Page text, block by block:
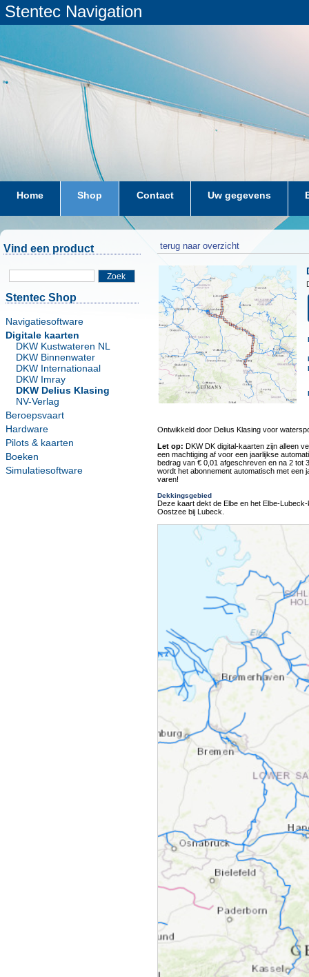
Stentec Navigation
Home Shop Contact Uw gegevens
Vind een product
Zoek
Stentec Shop
Navigatiesoftware
Digitale kaarten
DKW Kustwateren NL
DKW Binnenwater
DKW Internationaal
DKW Imray
DKW Delius Klasing
NV-Verlag
Beroepsvaart
Hardware
Pilots & kaarten
Boeken
Simulatiesoftware
terug naar overzicht
Ontwikkeld door Delius Klasing voor
Let op: DKW DK digital-kaarten zijn alleen
een machtiging af voor een jaarlijkse
bedrag van € 0,01 afgeschreven en na 2 tot
wordt het abonnement automatisch met een
varen!
Dekkingsgebied
Deze kaart dekt de Elbe en het Elbe-
Oostzee bij Lubeck.